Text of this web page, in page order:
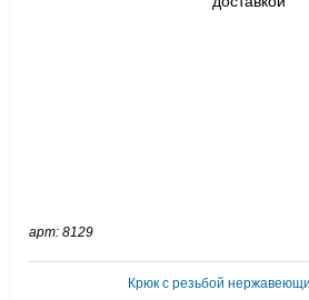
арт: 8129
Крюк с резьбой